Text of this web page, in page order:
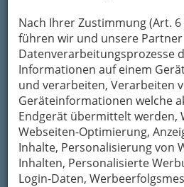
Nach Ihrer Zustimmung (Art. 6
führen wir und unsere
Datenverarbeitungsprozesse
Informationen auf einem
und verarbeiten, Verarbeiten
Geräteinformationen welche
Endgerät übermittelt werden,
Webseiten-Optimierung,
Inhalte, Personalisierung von
Inhalten, Personalisierte
Login-Daten,
Sommerrodelbahnen, alte
Schätzen, Fitnessparcours
Fahrradtour. Das bringt selbst
und Trantüten in Fahrt.
einberufen, Ziel aussuchen
eine tolle gemeinsame Zeit.
Bezirksauswahl